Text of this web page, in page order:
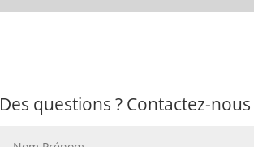
Des questions ? Contactez-